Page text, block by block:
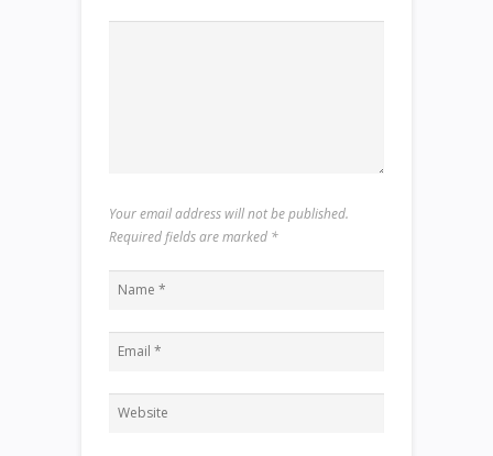
Your email address will not be published.
Required fields are marked *